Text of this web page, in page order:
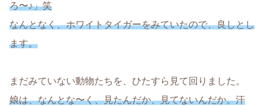
ろ〜♪」笑
なんとなく、ホワイトタイガーをみていたので、良しとし
ます。
まだみていない動物たちを、ひたすら見て回りました。
娘は、なんとな〜く、見たんだか、見てないんだか。汗